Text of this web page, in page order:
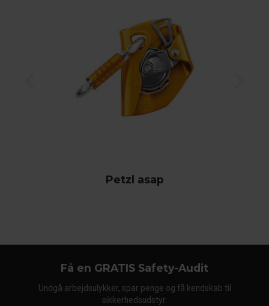
Petzl asap
Få en GRATIS Safety-Audit
Undgå arbejdsulykker, spar penge og få kendskab til
sikkerhedsudstyr.